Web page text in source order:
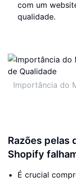
com um
qualidade.
Importância do
Razões pelas
Shopify
É crucial